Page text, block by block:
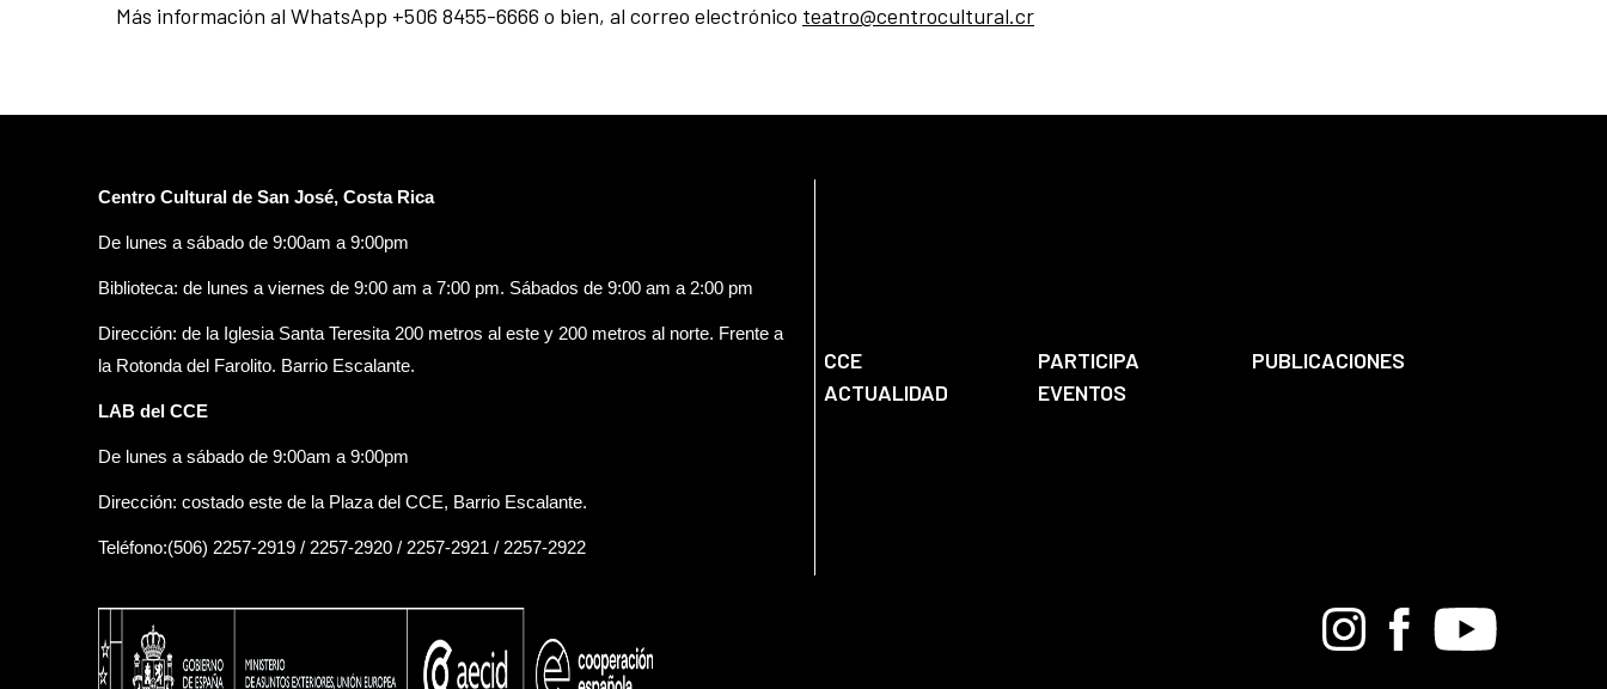
Más información al WhatsApp +506 8455-6666 o bien, al correo electrónico teatro@centrocultural.cr
Centro Cultural de San José, Costa Rica
De lunes a sábado de 9:00am a 9:00pm
Biblioteca: de lunes a viernes de 9:00 am a 7:00 pm. Sábados de 9:00 am a 2:00 pm
Dirección: de la Iglesia Santa Teresita 200 metros al este y 200 metros al norte. Frente a
la Rotonda del Farolito. Barrio Escalante.
LAB del CCE
De lunes a sábado de 9:00am a 9:00pm
Dirección: costado este de la Plaza del CCE, Barrio Escalante.
Teléfono:(506) 2257-2919 / 2257-2920 / 2257-2921 / 2257-2922
CCE PARTICIPA
PUBLICACIONES
ACTUALIDAD
EVENTOS
BandcampInstagramFacebook
Youtube